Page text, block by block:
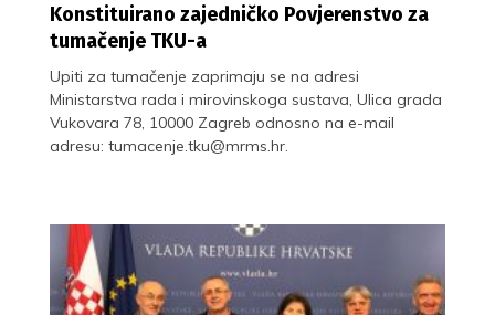
Konstituirano zajedničko Povjerenstvo za
tumačenje TKU-a
Upiti za tumačenje zaprimaju se na adresi
Ministarstva rada i mirovinskoga sustava, Ulica grada
Vukovara 78, 10000 Zagreb odnosno na e-mail
adresu: tumacenje.tku@mrms.hr.